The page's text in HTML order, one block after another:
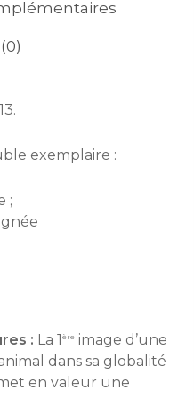
exemplaire :
;
: La 1 ère image d’une
dans sa globalité
en valeur une